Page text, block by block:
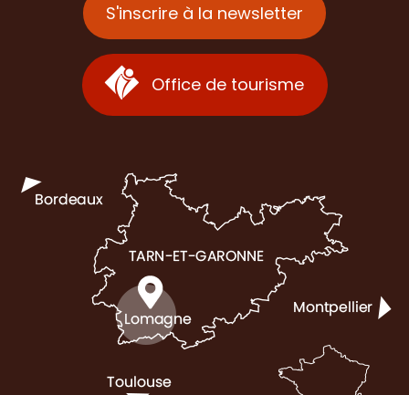
S'inscrire à la newsletter
Office de tourisme